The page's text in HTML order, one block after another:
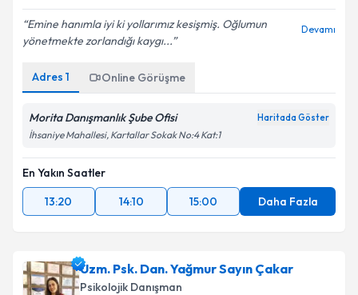
Emine hanımla iyi ki yollarımız kesişmiş. Oğlumun
yönetmekte zorlandığı kaygı...
Devamı
Adres 1 Online Görüşme
Morita Danışmanlık Şube Ofisi Haritada Göster
İhsaniye Mahallesi, Kartallar Sokak No:4 Kat:1
En Yakın Saatler
13:20
14:10 15:00 Daha Fazla
Uzm. Psk. Dan. Yağmur Sayın Çakar
Psikolojik Danışman